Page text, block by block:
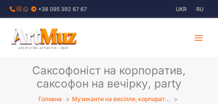
Перейти
+38 095 392 67 67 UKR RU
АГЕНТСТВО АРТИСТІВ І СВЯТ
Саксофоніст на корпоратив,
саксофон на вечірку, party
Головна
Музиканти на весілля, корпорат…